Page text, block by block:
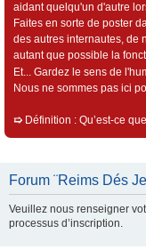
aidant quelqu'un d'autre
Faites en sorte de poster
des autres internautes, de
autant que possible la
Et... Gardez le sens de
Nous ne sommes pas ici
➯ Définition : Qu’est-ce
Forum ¨Reims Dés
Veuillez nous renseigner
processus d’inscription.